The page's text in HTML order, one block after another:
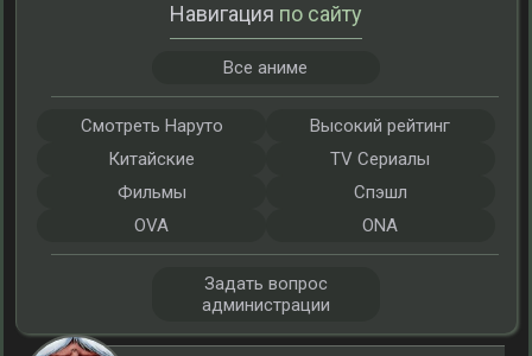
Навигация по сайту
Все аниме
Смотреть Наруто
Высокий рейтинг
Китайские
TV Сериалы
Фильмы
Спэшл
OVA
ONA
Задать вопрос
администрации